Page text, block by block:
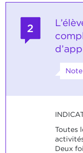
2
Toutes
Deux